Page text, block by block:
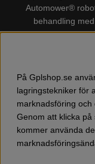
Automower®
behandling
Husqvarna. Det
marknadens
Husqvarna
Husqvarna
motorsågskläder
jordfräs, lövblås,
kapmaskin,
På Gplshop.se
lagringstekniker för
marknadsföring och
Genom att klicka
kommer använda